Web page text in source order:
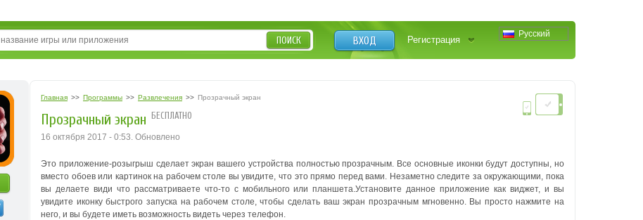
Русский
ВХОД Регистрация
ПОИСК
Главная >> Программы >> Развлечения >> Прозрачный экран
Прозрачный экран БЕСПЛАТНО
16 октября 2017 - 0:53. Обновлено
Это приложение-розыгрыш сделает экран вашего устройства полностью прозрачным. Все основные иконки будут доступны, но
вместо обоев или картинок на рабочем столе вы увидите, что это прямо перед вами. Незаметно следите за окружающими, пока
вы делаете види что рассматриваете что-то с мобильного или планшета.Установите данное приложение как виджет, и вы
увидите иконку быстрого запуска на рабочем столе, чтобы сделать ваш экран прозрачным мгновенно. Вы просто нажмите на
него, и вы будете иметь возможность видеть через телефон.